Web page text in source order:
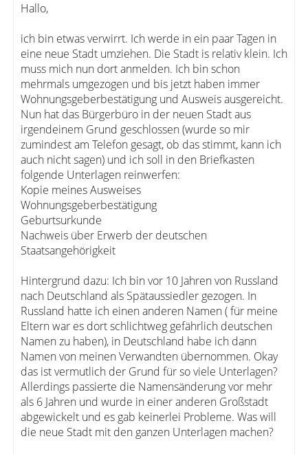
Hallo,
ich bin etwas verwirrt. Ich werde in ein paar Tagen in
eine neue Stadt umziehen. Die Stadt is relativ klein. Ich
muss mich nun dort anmelden. Ich bin schon
mehrmals umgezogen und bis jetzt haben immer
Wohnungsgeberbestätigung und Ausweis ausgereicht.
Nun hat das Bürgerbüro in der neuen Stadt aus
irgendeinem Grund geschlossen (wurde so mir
zumindest am Telefon gesagt, ob das stimmt, kann ich
auch nicht sagen) und ich soll in den Briefkasten
folgende Unterlagen reinwerfen:
Kopie meines Ausweises
Wohnungsgeberbestätigung
Geburtsurkunde
Nachweis über Erwerb der deutschen
Staatsangehörigkeit
Hintergrund dazu: Ich bin vor 10 Jahren von Russland
nach Deutschland als Spätaussiedler gezogen. In
Russland hatte ich einen anderen Namen ( für meine
Eltern war es dort schlichtweg gefährlich deutschen
Namen zu haben), in Deutschland habe ich dann
Namen von meinen Verwandten übernommen. Okay
das ist vermutlich der Grund für so viele Unterlagen?
Allerdings passierte die Namensänderung vor mehr
als 6 Jahren und wurde in einer anderen Großstadt
abgewickelt und es gab keinerlei Probleme. Was will
die neue Stadt mit den ganzen Unterlagen machen?